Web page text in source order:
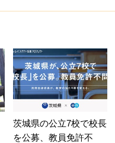
茨城県の公立7校で校長
を公募、教員免許不